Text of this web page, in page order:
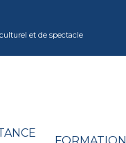
et de spectacle